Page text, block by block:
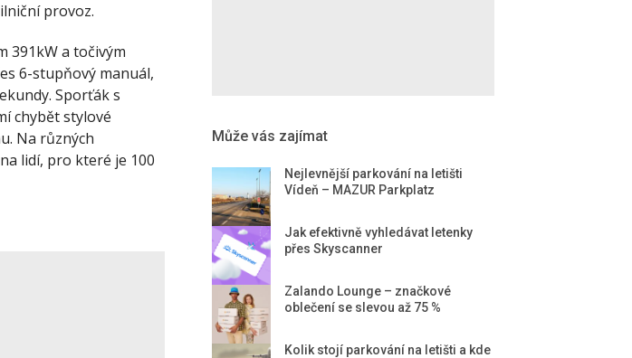
provoz.
391kW a točivým
6-stupňový manuál,
Sporťák s
chybět stylové
Na různých
lidí, pro které je 100
Může vás zajímat
Nejlevnější parkování na letišti
Vídeň – MAZUR Parkplatz
Jak efektivně vyhledávat letenky
přes Skyscanner
Zalando Lounge – značkové
oblečení se slevou až 75 %
Kolik stojí parkování na letišti a kde